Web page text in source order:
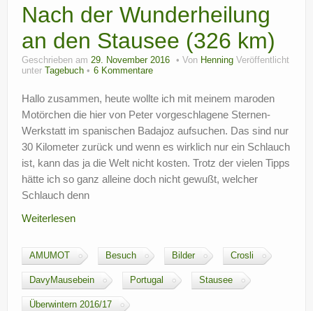
Nach der Wunderheilung
an den Stausee (326 km)
Geschrieben am 29. November 2016 Von Henning Veröffentlicht
unter
Tagebuch 6 Kommentare
Hallo zusammen, heute wollte ich mit meinem maroden
Motörchen die hier von Peter vorgeschlagene Sternen-
Werkstatt im spanischen Badajoz aufsuchen. Das sind nur
30 Kilometer zurück und wenn es wirklich nur ein Schlauch
ist, kann das ja die Welt nicht kosten. Trotz der vielen Tipps
hätte ich so ganz alleine doch nicht gewußt, welcher
Schlauch denn
Weiterlesen
AMUMOT Besuch Bilder Crosli
DavyMausebein Portugal Stausee
Überwintern 2016/17